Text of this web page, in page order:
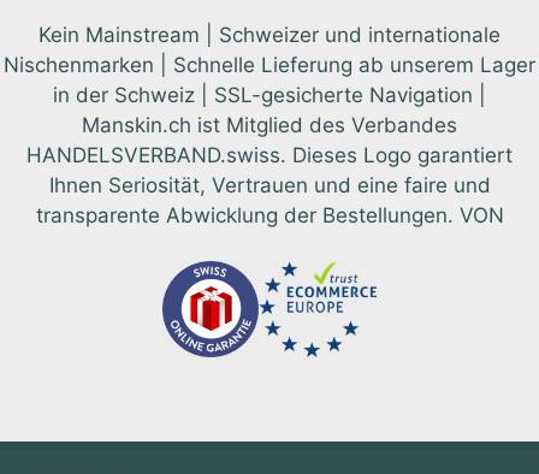
Kein Mainstream | Schweizer und internationale
Nischenmarken | Schnelle Lieferung ab unserem Lager
in der Schweiz | SSL-gesicherte Navigation |
Manskin.ch ist Mitglied des Verbandes
HANDELSVERBAND.swiss. Dieses Logo garantiert
Ihnen Seriosität, Vertrauen und eine faire und
transparente Abwicklung der Bestellungen. VON